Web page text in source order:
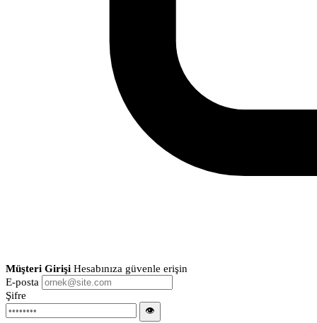
Müşteri Girişi Hesabınıza güvenle erişin
E-posta
Şifre
👁